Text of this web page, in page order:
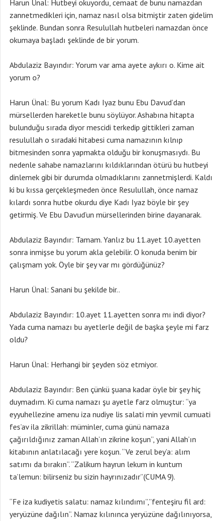
Harun Ünal: Hutbeyi okuyordu, cemaat de bunu namazdan
zannetmedikleri için, namaz nasıl olsa bitmiştir zaten gidelim
şeklinde. Bundan sonra Resulullah hutbeleri namazdan önce
okumaya başladı şeklinde de bir yorum.
Abdulaziz Bayındır: Yorum var ama ayete aykırı o. Kime ait
yorum o?
Harun Ünal: Bu yorum Kadı Iyaz bunu Ebu Davud’dan
mürsellerden hareketle bunu söylüyor. Ashabına hitapta
bulunduğu sırada diyor mescidi terkedip gittikleri zaman
resulullah o sıradaki hitabesi cuma namazının kılnıp
bitmesinden sonra yapmakta olduğu bir konuşmasıydı. Bu
nedenle sahabe namazlarını kıldıklarından ötürü bu hutbeyi
dinlemek gibi bir durumda olmadıklarını zannetmişlerdi. Kaldı
ki bu kıssa gerçekleşmeden önce Resulullah, önce namaz
kılardı sonra hutbe okurdu diye Kadı Iyaz böyle bir şey
getirmiş. Ve Ebu Davud’un mürsellerinden birine dayanarak.
Abdulaziz Bayındır: Tamam. Yanlız bu 11.ayet 10.ayetten
sonra inmişse bu yorum akla gelebilir. O konuda benim bir
çalışmam yok. Öyle bir şey var mı gördüğünüz?
Harun Ünal: Sanani bu şekilde bir..
Abdulaziz Bayındır: 10.ayet 11.ayetten sonra mı indi diyor?
Yada cuma namazı bu ayetlerle değil de başka şeyle mi farz
oldu?
Harun Ünal: Herhangi bir şeyden söz etmiyor.
Abdulaziz Bayındır: Ben çünkü şuana kadar öyle bir şey hiç
duymadım. Ki cuma namazı şu ayetle farz olmuştur: “ya
eyyuhellezine amenu iza nudiye lis salati min yevmil cumuati
fes’av ila zikrillah: müminler, cuma günü namaza
çağırıldığınız zaman Allah’ın zikrine koşun”, yani Allah’ın
kitabının anlatılacağı yere koşun. “Ve zerul bey’a: alım
satımı da bırakın”. “Zalikum hayrun lekum in kuntum
ta’lemun: bilirseniz bu sizin hayrınızadır”(CUMA 9).
“Fe iza kudiyetis salatu: namaz kılındımı”,”fenteşiru fil ard:
yeryüzüne dağılın”. Namaz kılınınca yeryüzüne dağılınıyorsa,